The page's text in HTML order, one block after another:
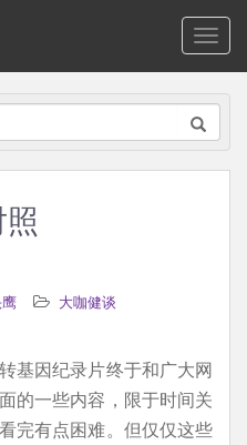
大咖健谈
基因纪录片终于和广大网
的一些内容，限于时间关
完有点困难。但仅仅这些